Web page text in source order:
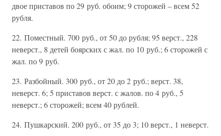
двое приставов по 29 руб. обоим; 9 сторожей – всем 52
рубля.
22. Поместный. 700 руб., от 50 до рубля; 95 верст., 228
неверст., 8 детей боярских с жал. по 10 руб.; 6 сторожей с
жал. по 9 руб.
23. Разбойный. 300 руб., от 20 до 2 руб.; верст. 38,
неверст. 6; 5 приставов верст. с жалов. по 4 руб., 5
неверст.; 6 сторожей; всем 40 рублей.
24. Пушкарский. 200 руб., от 35 до 3; 10 верст., 1 неверст.